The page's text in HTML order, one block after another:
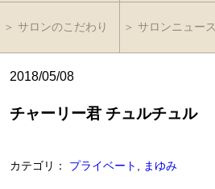
＞ サロンのこだわり ＞ サロンニュース
2018/05/08
チャーリー君 チュルチュル
カテゴリ： プライベート まゆみ